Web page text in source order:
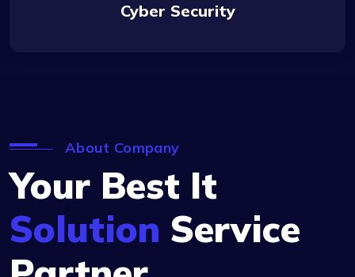
Cyber Security
About Company
Your Best It
Solution Service